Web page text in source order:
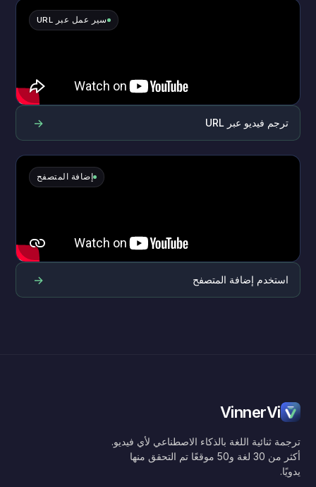
سير عمل عبر URL
ترجم فيديو عبر URL →
إضافة المتصفح
استخدم إضافة المتصفح →
VinnerVi
ترجمة ثنائية اللغة بالذكاء الاصطناعي لأي فيديو.
أكثر من 30 لغة و50 موقعًا تم التحقق منها
يدويًا.